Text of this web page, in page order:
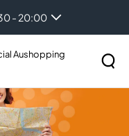
- 20:00
Aushopping
Aushopping Petite